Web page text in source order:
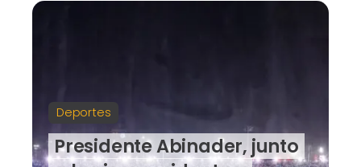
Deportes
Presidente Abinader, junto